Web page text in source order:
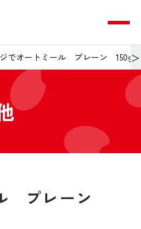
でオートミール プレーン 150g＞
プレーン